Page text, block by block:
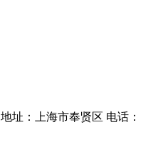
地址：上海市奉贤区 电话：